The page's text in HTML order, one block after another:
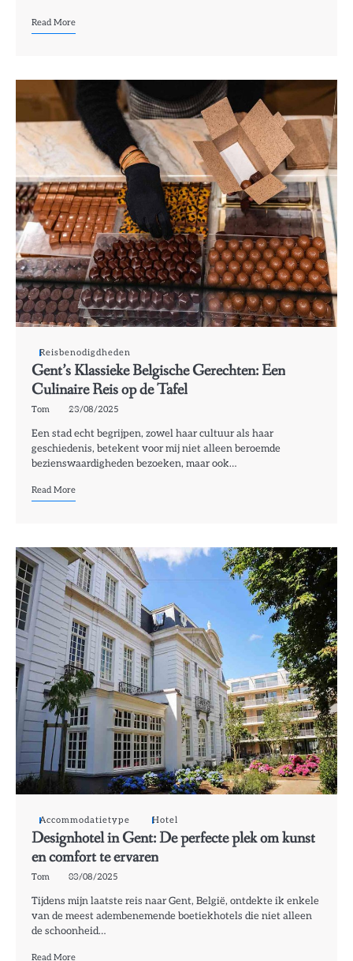
Read More
Reisbenodigdheden
Gent’s Klassieke Belgische Gerechten: Een
Culinaire Reis op de Tafel
Tom 23/08/2025
Een stad echt begrijpen, zowel haar cultuur als haar
geschiedenis, betekent voor mij niet alleen beroemde
bezienswaardigheden bezoeken, maar ook…
Read More
Accommodatietype Hotel
Designhotel in Gent: De perfecte plek om kunst
en comfort te ervaren
Tom 03/08/2025
Tijdens mijn laatste reis naar Gent, België, ontdekte ik enkele
van de meest adembenemende boetiekhotels die niet alleen
de schoonheid…
Read More